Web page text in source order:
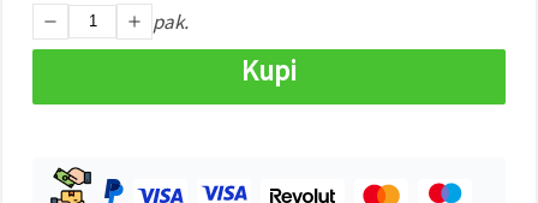
"Spremi".
sve
pak.
Kupi